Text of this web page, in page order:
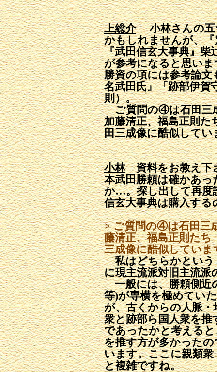
上総介小林さんの五
かもしれませんが、『
『武田信玄大事典』柴
が参考になると思い
勝資の項には参考論
名武田氏』「跡部伊賀
則）。
ご質問の④は石田三
加藤清正、福島正則た
田三成像に酷似してい
小林資料をお教え下
本武田勝頼は確かあ
か…。探し出して再度
信玄大事典は購入す
> ご質問の④は石田三
藤清正、福島正則たち
三成像に酷似していま
私はどちらかという
に現主流派対旧主流
一般には、勝頼側近
等)が専横を極めてい
が、古くからの人脈
衆と跡部ら国人衆を
であったかと考える
を推す方が多かった
います。ここに親類
と複雑ですね。